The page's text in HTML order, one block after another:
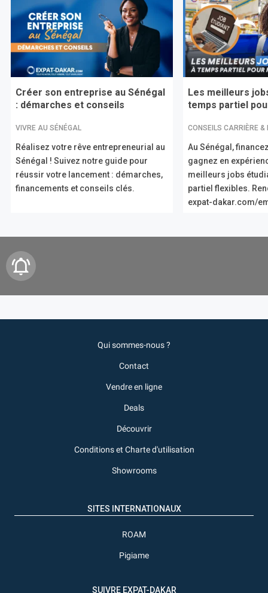
Créer son entreprise au Sénégal
: démarches et conseils
VIVRE AU SÉNÉGAL
Réalisez votre rêve entrepreneurial au
Sénégal ! Suivez notre guide pour
réussir votre lancement : démarches,
financements et conseils clés.
Les meilleurs
temps partiel
CONSEILS CARRIÈRE &
Au Sénégal,
gagnez en
meilleurs jobs
partiel flexibles.
expat-dakar.com/
Qui sommes-nous ?
Contact
Vendre en ligne
Deals
Découvrir
Conditions et Charte d'utilisation
Showrooms
SITES INTERNATIONAUX
ROAM
Pigiame
SUIVRE EXPAT-DAKAR